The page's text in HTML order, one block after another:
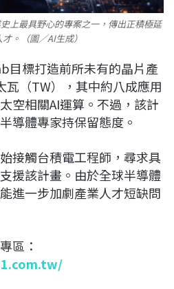
上最具野心的專案之一，傳出正積極延
。（圖／AI生成）
目標打造前所未有的晶片產
瓦（TW），其中約八成應用
空相關AI運算。不過，該計
導體專家持保留態度。
接觸台積電工程師，尋求具
援該計畫。由於全球半導體
進一步加劇產業人才短缺問
區：